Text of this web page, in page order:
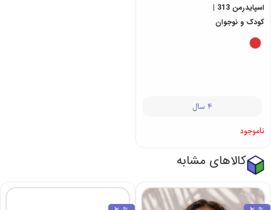
اسپایدرمن 313 |
کودک و نوجوان
4 سال
ناموجود
کالاهای مشابه